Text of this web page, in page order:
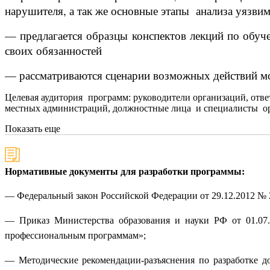
нарушителя, а так же основные этапы анализа
— предлагается образцы конспектов лекций по
своих обязанностей
— рассматриваются сценарии возможных действий
Целевая аудитория программ: руководители организаций,
местных администраций, должностные лица и специалисты
Показать еще
Нормативные документы для разработки программы:
— Федеральный закон Российской Федерации от 29.12.2012
— Приказ Министерства образования и науки РФ от
профессиональным программам»;
— Методические рекомендации-разъяснения по разработке